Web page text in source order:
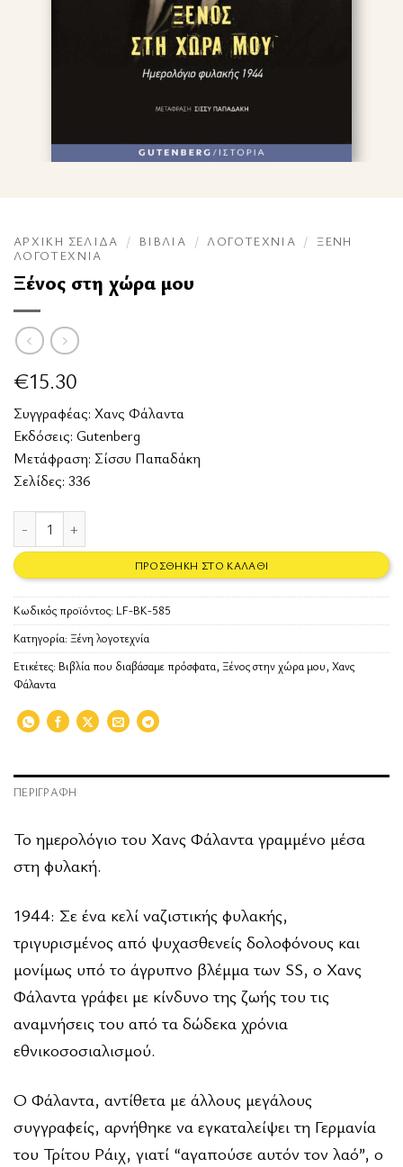
ΑΡΧΙΚΉ ΣΕΛΊΔΑ / ΒΙΒΛΊΑ / ΛΟΓΟΤΕΧΝΊΑ / ΞΈΝΗ
ΛΟΓΟΤΕΧΝΊΑ
Ξένος στη χώρα μου
€15.30
Συγγραφέας: Χανς Φάλαντα
Εκδόσεις: Gutenberg
Μετάφραση: Σίσσυ Παπαδάκη
Σελίδες: 336
ΠΡΟΣΘΉΚΗ ΣΤΟ ΚΑΛΆΘΙ
Κωδικός προϊόντος: LF-BK-585
Κατηγορία: Ξένη λογοτεχνία
Ετικέτες: Βιβλία που διαβάσαμε πρόσφατα, Ξένος στην χώρα μου, Χανς
Φάλαντα
ΠΕΡΙΓΡΑΦΉ
Το ημερολόγιο του Χανς Φάλαντα γραμμένο μέσα
στη φυλακή.
1944: Σε ένα κελί ναζιστικής φυλακής,
τριγυρισμένος από ψυχασθενείς δολοφόνους και
μονίμως υπό το άγρυπνο βλέμμα των SS, ο Χανς
Φάλαντα γράφει με κίνδυνο της ζωής του τις
αναμνήσεις του από τα δώδεκα χρόνια
εθνικοσοσιαλισμού.
Ο Φάλαντα, αντίθετα με άλλους μεγάλους
συγγραφείς, αρνήθηκε να εγκαταλείψει τη Γερμανία
του Τρίτου Ράιχ, γιατί “αγαπούσε αυτόν τον λαό”, ο